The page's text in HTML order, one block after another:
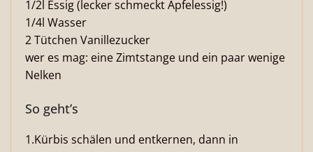
1/2l Essig (lecker schmeckt Apfelessig!)
1/4l Wasser
2 Tütchen Vanillezucker
wer es mag: eine Zimtstange und ein paar wenige
Nelken
So geht’s
1.Kürbis schälen und entkernen, dann in